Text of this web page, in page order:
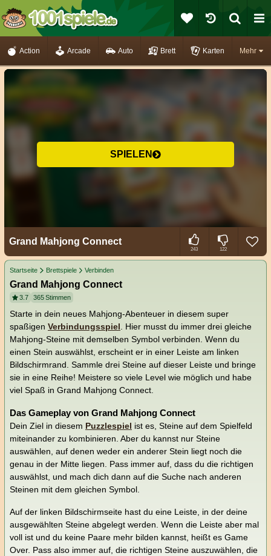
Mehr
Action Arcade Auto Brett Karten
SPIELEN
Grand Mahjong Connect
243 122
Startseite Brettspiele Verbinden
Grand Mahjong Connect
3.7 365Stimmen
Starte in dein neues Mahjong-Abenteuer in diesem super
spaßigen Verbindungsspiel. Hier musst du immer drei gleiche
Mahjong-Steine mit demselben Symbol verbinden. Wenn du
einen Stein auswählst, erscheint er in einer Leiste am linken
Bildschirmrand. Sammle drei Steine auf dieser Leiste und bringe
sie in eine Reihe! Meistere so viele Level wie möglich und habe
viel Spaß in Grand Mahjong Connect.
Das Gameplay von Grand Mahjong Connect
Dein Ziel in diesem Puzzlespiel ist es, Steine auf dem Spielfeld
miteinander zu kombinieren. Aber du kannst nur Steine
auswählen, auf denen weder ein anderer Stein liegt noch die
genau in der Mitte liegen. Pass immer auf, dass du die richtigen
auswählst, und mach dich dann auf die Suche nach anderen
Steinen mit dem gleichen Symbol.
Auf der linken Bildschirmseite hast du eine Leiste, in der deine
ausgewählten Steine abgelegt werden. Wenn die Leiste aber mal
voll ist und du keine Paare mehr bilden kannst, heißt es Game
Over. Pass also immer auf, die richtigen Steine auszuwählen, die